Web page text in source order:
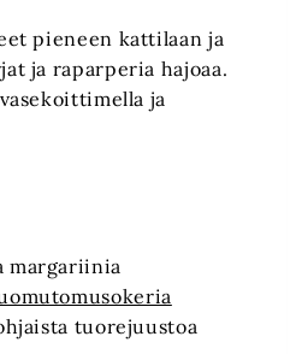
pieneen kattilaan ja
ja raparperia hajoaa.
ja
margariinia
tuorejuustoa